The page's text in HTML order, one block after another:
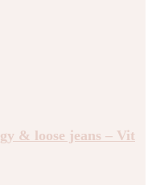
& loose jeans – Vit